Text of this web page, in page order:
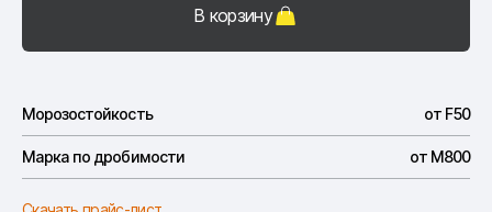
Морозостойкость от F50
Марка по дробимости от М800
В корзину